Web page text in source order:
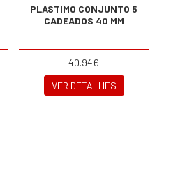
PLASTIMO CONJUNTO 5
CADEADOS 40 MM
40.94€
VER DETALHES